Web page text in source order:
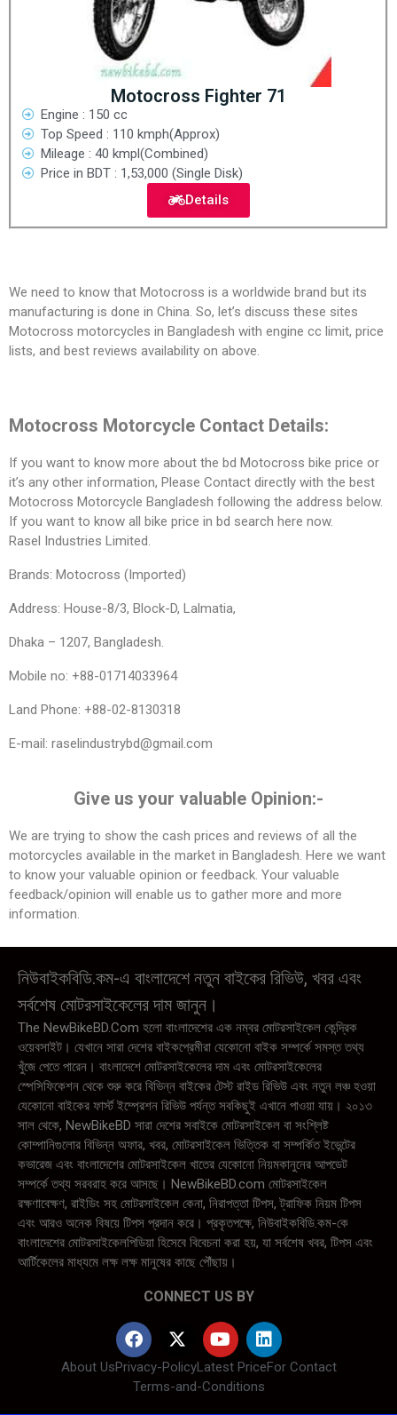
Motocross Fighter 71
Engine : 150 cc
Top Speed : 110 kmph(Approx)
Mileage : 40 kmpl(Combined)
Price in BDT : 1,53,000 (Single Disk)
Details
We need to know that Motocross is a worldwide brand but its
manufacturing is done in China. So, let’s discuss these sites
Motocross motorcycles in Bangladesh with engine cc limit, price
lists, and best reviews availability on above.
Motocross Motorcycle Contact Details:
If you want to know more about the bd Motocross bike price or
it’s any other information, Please Contact directly with the best
Motocross Motorcycle Bangladesh following the address below.
If you want to know all bike price in bd search here now.
Rasel Industries Limited.
Brands: Motocross (Imported)
Address: House-8/3, Block-D, Lalmatia,
Dhaka – 1207, Bangladesh.
Mobile no: +88-01714033964
Land Phone: +88-02-8130318
E-mail: raselindustrybd@gmail.com
Give us your valuable Opinion:-
We are trying to show the cash prices and reviews of all the
motorcycles available in the market in Bangladesh. Here we want
to know your valuable opinion or feedback. Your valuable
feedback/opinion will enable us to gather more and more
information.
নিউবাইকবিডি.কম-এ বাংলাদেশে নতুন বাইকের রিভিউ, খবর এবং
সর্বশেষ মোটরসাইকেলের দাম জানুন।
The NewBikeBD.Com হলো বাংলাদেশের এক নম্বর মোটরসাইকেল কেন্দ্রিক
ওয়েবসাইট। যেখানে সারা দেশের বাইকপ্রেমীরা যেকোনো বাইক সম্পর্কে সমস্ত তথ্য
খুঁজে পেতে পারেন। বাংলাদেশে মোটরসাইকেলের দাম এবং মোটরসাইকেলের
স্পেসিফিকেশন থেকে শুরু করে বিভিন্ন বাইকের টেস্ট রাইড রিভিউ এবং নতুন লঞ্চ হওয়া
যেকোনো বাইকের ফার্স্ট ইম্প্রেশন রিভিউ পর্যন্ত সবকিছুই এখানে পাওয়া যায়। ২০১৩
সাল থেকে, NewBikeBD সারা দেশের সবাইকে মোটরসাইকেল বা সংশ্লিষ্ট
কোম্পানিগুলোর বিভিন্ন অফার, খবর, মোটরসাইকেল ভিত্তিক বা সম্পর্কিত ইভেন্টের
কভারেজ এবং বাংলাদেশের মোটরসাইকেল খাতের যেকোনো নিয়মকানুনের আপডেট
সম্পর্কে তথ্য সরবরাহ করে আসছে। NewBikeBD.com মোটরসাইকেল
রক্ষণাবেক্ষণ, রাইডিং সহ মোটরসাইকেল কেনা, নিরাপত্তা টিপস, ট্রাফিক নিয়ম টিপস
এবং আরও অনেক বিষয়ে টিপস প্রদান করে। প্রকৃতপক্ষে, নিউবাইকবিডি.কম-কে
বাংলাদেশের মোটরসাইকেলপিডিয়া হিসেবে বিবেচনা করা হয়, যা সর্বশেষ খবর, টিপস এবং
আর্টিকেলের মাধ্যমে লক্ষ লক্ষ মানুষের কাছে পৌঁছায়।
CONNECT US BY
About UsPrivacy-PolicyLatest PriceFor Contact
Terms-and-Conditions